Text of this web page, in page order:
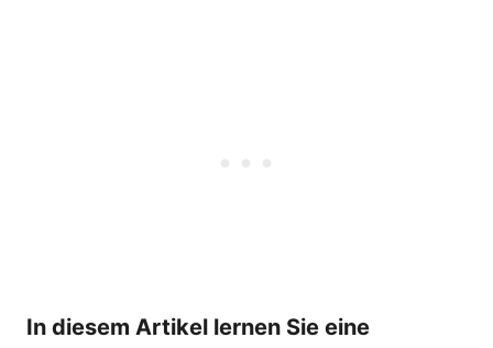
In diesem Artikel lernen Sie eine